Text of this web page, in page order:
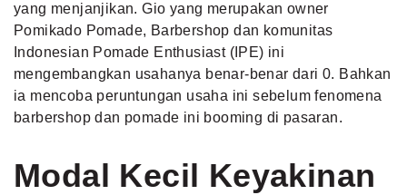
yang menjanjikan. Gio yang merupakan owner
Pomikado Pomade, Barbershop dan komunitas
Indonesian Pomade Enthusiast (IPE) ini
mengembangkan usahanya benar-benar dari 0. Bahkan
ia mencoba peruntungan usaha ini sebelum fenomena
barbershop dan pomade ini booming di pasaran.
Modal Kecil Keyakinan